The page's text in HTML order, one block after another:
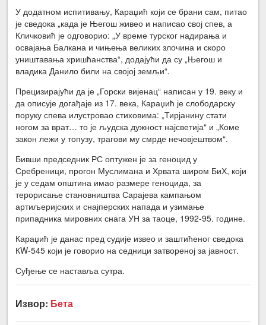
У додатном испитивању, Караџић који се брани сам, питао
је сведока „када је Његош живео и написао свој спев, а
Кличковић је одговорио: „У време турског надирања и
освајања Балкана и чињења великих злочина и скоро
уништавања хришћанства“, додајући да су „Његош и
владика Данило били на својој земљи“.
Прецизирајући да је „Горски вијенац“ написан у 19. веку и
да описује догађаје из 17. века, Караџић је слободарску
поруку спева илустровао стиховима: „Тирјанину стати
ногом за врат… то је људска дужност најсветија“ и „Коме
закон лежи у топузу, трагови му смрде нечовјештвом“.
Бивши председник РС оптужен је за геноцид у
Сребреници, прогон Муслимана и Хрвата широм БиХ, који
је у седам општина имао размере геноцида, за
терорисање становништва Сарајева кампањом
артиљеријских и снајперских напада и узимање
припадника мировних снага УН за таоце, 1992-95. године.
Караџић је данас пред судије извео и заштићеног сведока
КW-545 који је говорио на седници затвореној за јавност.
Суђење се наставља сутра.
Извор: Бета